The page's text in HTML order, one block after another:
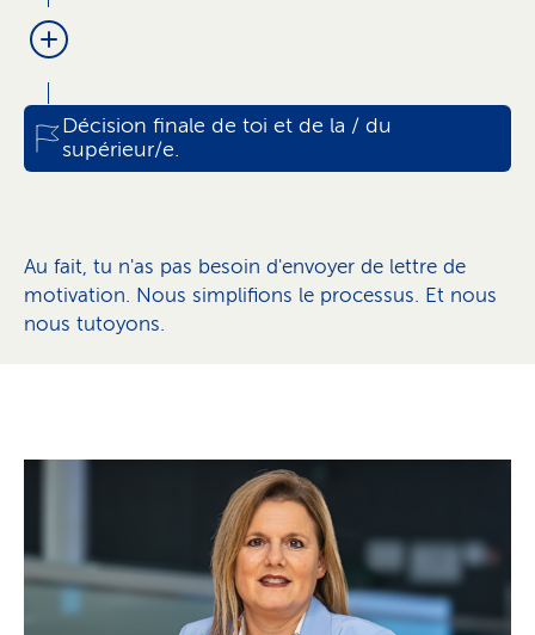
Première rencontre en ligne
traitement d'un business case et rencontre
avec l'équipe
registre des poursuites
​​Décision finale de toi et de la / du
supérieur/e.
Au fait, tu n'as pas besoin d'envoyer de lettre de
motivation. Nous simplifions le processus. Et nous
nous tutoyons.